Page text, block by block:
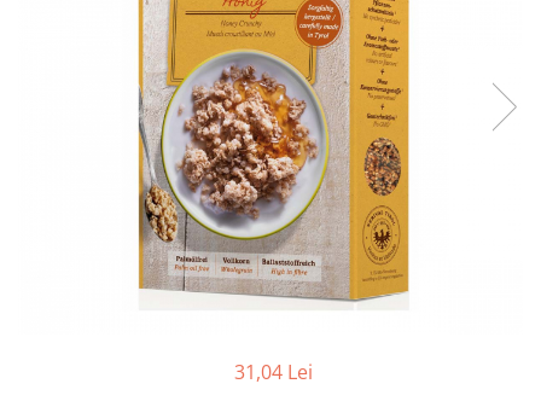
Condimente turcesti
Ghimbir murat la borcan
31,04 Lei